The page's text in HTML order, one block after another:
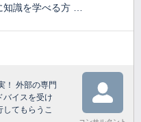
知識を学べる方 …
！ 外部の専門
バイスを受け
してもらうこ